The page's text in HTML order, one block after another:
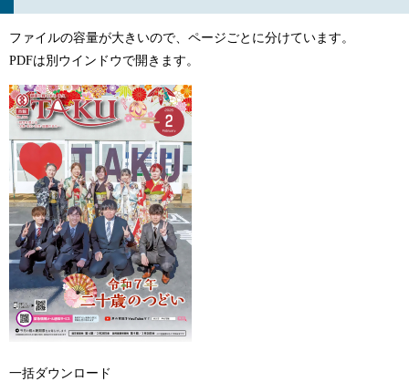
ファイルの容量が大きいので、ページごとに分けています。
PDFは別ウインドウで開きます。
一括ダウンロード